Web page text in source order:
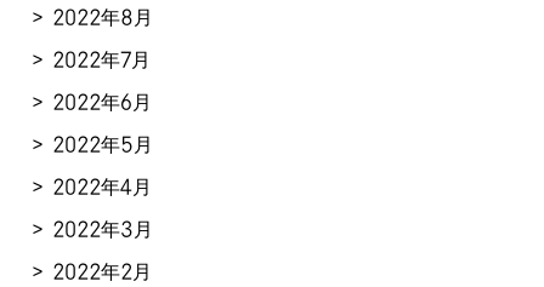
2022年8月
2022年7月
2022年6月
2022年5月
2022年4月
2022年3月
2022年2月